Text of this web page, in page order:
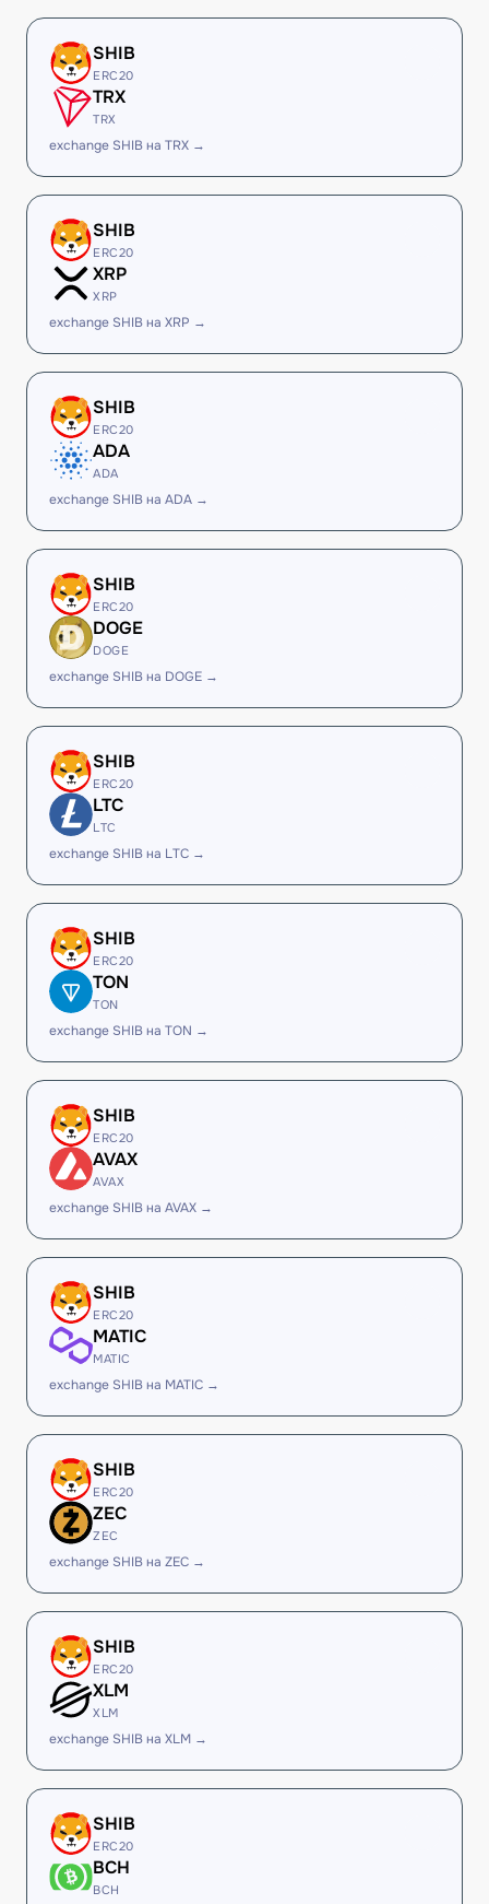
SHIB
ERC20
TRX
TRX
exchange SHIB на TRX →
SHIB
ERC20
XRP
XRP
exchange SHIB на XRP →
SHIB
ERC20
ADA
ADA
exchange SHIB на ADA →
SHIB
ERC20
DOGE
DOGE
exchange SHIB на DOGE →
SHIB
ERC20
LTC
LTC
exchange SHIB на LTC →
SHIB
ERC20
TON
TON
exchange SHIB на TON →
SHIB
ERC20
AVAX
AVAX
exchange SHIB на AVAX →
SHIB
ERC20
MATIC
MATIC
exchange SHIB на MATIC →
SHIB
ERC20
ZEC
ZEC
exchange SHIB на ZEC →
SHIB
ERC20
XLM
XLM
exchange SHIB на XLM →
SHIB
ERC20
BCH
BCH